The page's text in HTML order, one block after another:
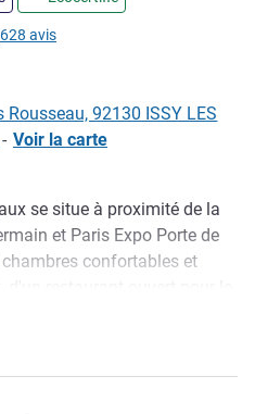
628 avis
92130 ISSY LES
- Voir la carte
se situe à proximité de la
et Paris Expo Porte de
confortables et
vos journée avec notre
de la Porte de